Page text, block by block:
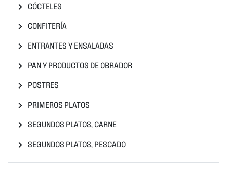
CÓCTELES
CONFITERÍA
ENTRANTES Y ENSALADAS
PAN Y PRODUCTOS DE OBRADOR
POSTRES
PRIMEROS PLATOS
SEGUNDOS PLATOS, CARNE
SEGUNDOS PLATOS, PESCADO